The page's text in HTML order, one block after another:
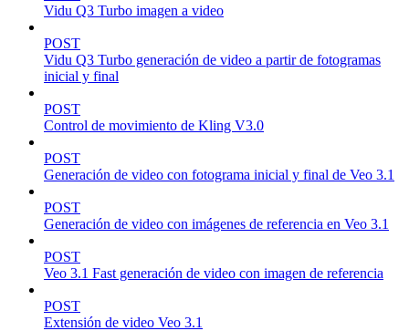
Vidu Q3 Turbo imagen a video
POST
Vidu Q3 Turbo generación de video a partir de fotogramas
inicial y final
POST
Control de movimiento de Kling V3.0
POST
Generación de video con fotograma inicial y final de Veo 3.1
POST
Generación de video con imágenes de referencia en Veo 3.1
POST
Veo 3.1 Fast generación de video con imagen de referencia
POST
Extensión de video Veo 3.1